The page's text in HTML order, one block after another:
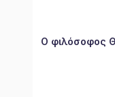
Ο φιλόσοφος